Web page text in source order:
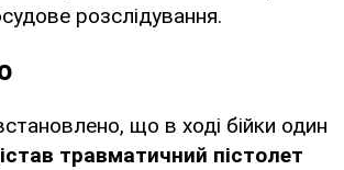
розслідування.
що в ході бійки один
травматичний пістолет